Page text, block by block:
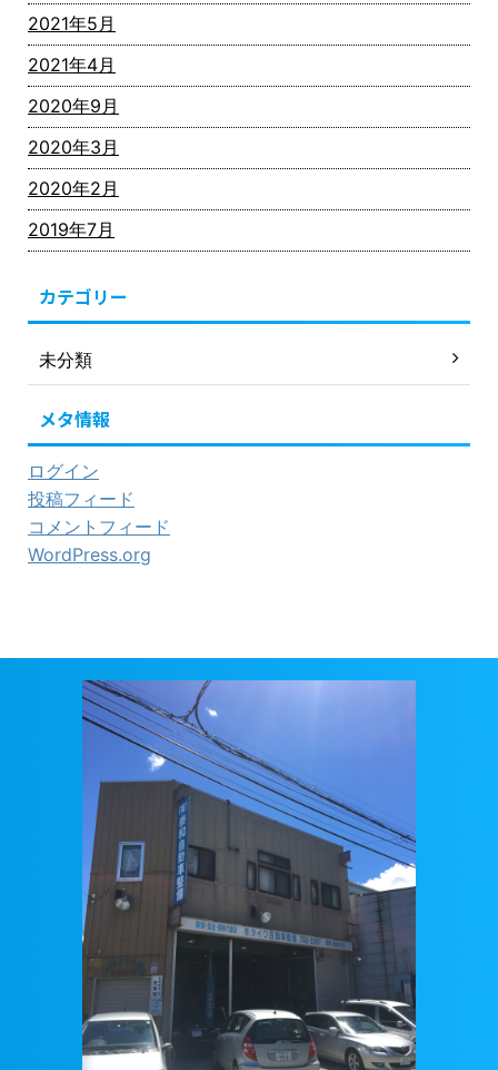
2021年5月
2021年4月
2020年9月
2020年3月
2020年2月
2019年7月
カテゴリー
未分類
メタ情報
ログイン
投稿フィード
コメントフィード
WordPress.org